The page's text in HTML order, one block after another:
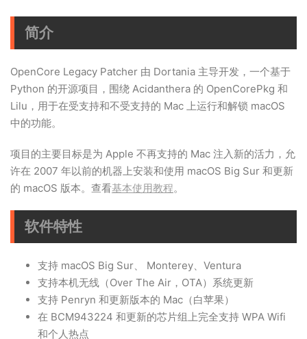
简介
OpenCore Legacy Patcher 由 Dortania 主导开发，一个基于
Python 的开源项目，围绕 Acidanthera 的 OpenCorePkg 和
Lilu，用于在受支持和不受支持的 Mac 上运行和解锁 macOS
中的功能。
项目的主要目标是为 Apple 不再支持的 Mac 注入新的活力，允
许在 2007 年以前的机器上安装和使用 macOS Big Sur 和更新
的 macOS 版本。查看基本使用教程。
软件特性
支持 macOS Big Sur、 Monterey、Ventura
支持本机无线（Over The Air，OTA）系统更新
支持 Penryn 和更新版本的 Mac（白苹果）
在 BCM943224 和更新的芯片组上完全支持 WPA Wifi
和个人热点